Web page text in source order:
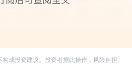
成投资建议。投资者据此操作，风险自担。